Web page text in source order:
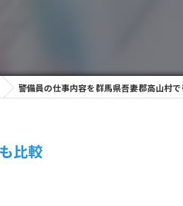
警備員の仕事内容を群馬県吾妻郡高山村
比較